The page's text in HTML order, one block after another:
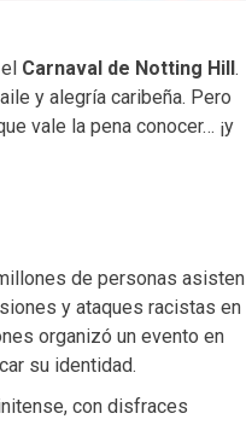
Carnaval de Notting Hill.
y alegría caribeña. Pero
vale la pena conocer… ¡y
de personas asisten
y ataques racistas en
organizó un evento en
su identidad.
con disfraces